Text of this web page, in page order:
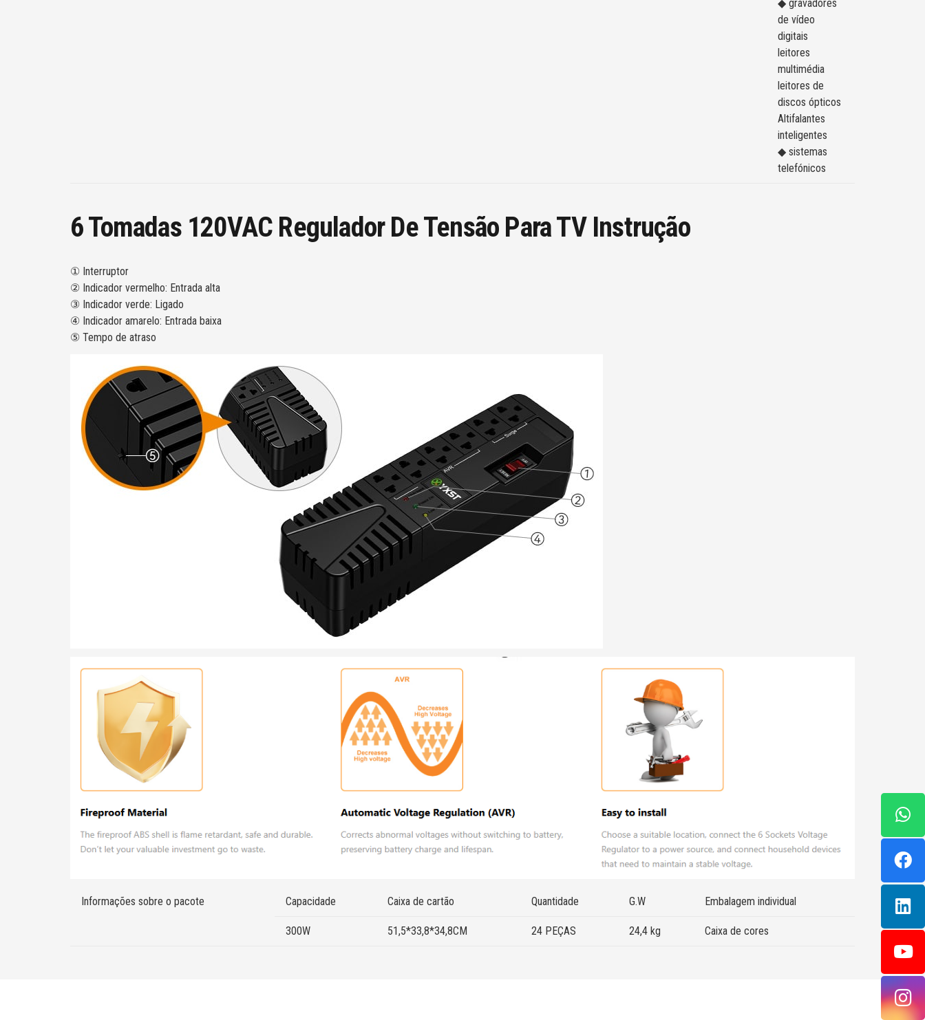
◆ gravadores
de vídeo
digitais
leitores
multimédia
leitores de
discos ópticos
Altifalantes
inteligentes
◆ sistemas
telefónicos
6 Tomadas 120VAC Regulador De Tensão Para TV Instrução
① Interruptor
② Indicador vermelho: Entrada alta
③ Indicador verde: Ligado
④ Indicador amarelo: Entrada baixa
⑤ Tempo de atraso
Informações sobre o pacote Capacidade Caixa de cartão Quantidade G.W Embalagem individual
300W 51,5*33,8*34,8CM 24 PEÇAS 24,4 kg Caixa de cores